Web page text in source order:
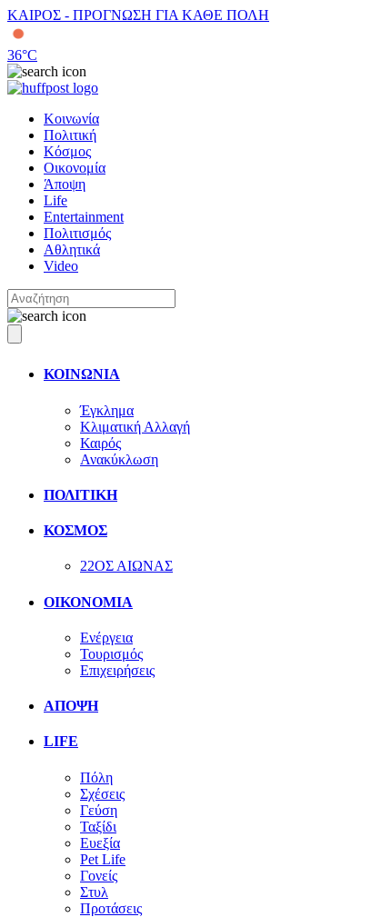
ΚΑΙΡΟΣ - ΠΡΟΓΝΩΣΗ ΓΙΑ ΚΑΘΕ ΠΟΛΗ
36°C
Κοινωνία
Πολιτική
Κόσμος
Οικονομία
Άποψη
Life
Entertainment
Πολιτισμός
Αθλητικά
Video
ΚΟΙΝΩΝΙΑ
Έγκλημα
Κλιματική Αλλαγή
Καιρός
Ανακύκλωση
ΠΟΛΙΤΙΚΗ
ΚΟΣΜΟΣ
22ΟΣ ΑΙΩΝΑΣ
ΟΙΚΟΝΟΜΙΑ
Ενέργεια
Τουρισμός
Επιχειρήσεις
ΑΠΟΨΗ
LIFE
Πόλη
Σχέσεις
Γεύση
Ταξίδι
Ευεξία
Pet Life
Γονείς
Στυλ
Προτάσεις